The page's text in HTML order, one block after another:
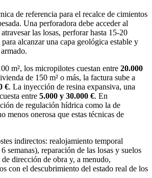
de referencia para el recalce de cimientos
Una perforadora debe acceder al
las losas, perforar hasta 15-20
alcanzar una capa geológica estable y
m², los micropilotes cuestan entre 20.000
de 150 m² o más, la factura sube a
€. La inyección de resina expansiva, una
entre 5.000 y 30.000 €. En
de regulación hídrica como la de
menos onerosa que estas técnicas de
indirectos: realojamiento temporal
semanas), reparación de las losas y suelos
dirección de obra y, a menudo,
con el descubrimiento del estado real de los